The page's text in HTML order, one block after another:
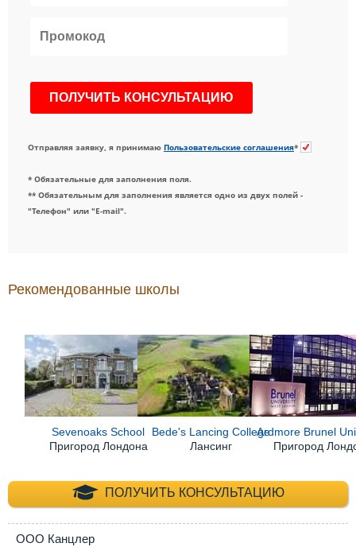
Отправляя заявку, я принимаю Пользовательские соглашения*
* Обязательные для заполнения поля.
** Обязательным для заполнения является одно из двух полей -
"Телефон" или "E-mail".
Рекомендованные школы
Sevenoaks School
Пригород Лондона
Bede's Lancing College
Лансинг
Ardmore Brunel
Пригород
ПОЛУЧИТЬ КОНСУЛЬТАЦИЮ
+7 (495) 660-35-
ООО Канцлер